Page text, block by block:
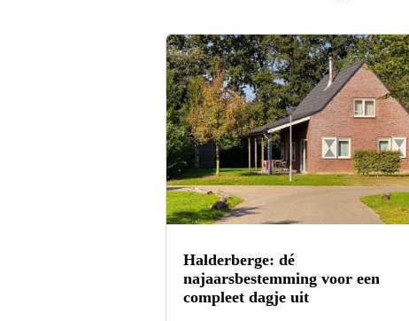
Halderberge: dé
najaarsbestemming voor een
compleet dagje uit